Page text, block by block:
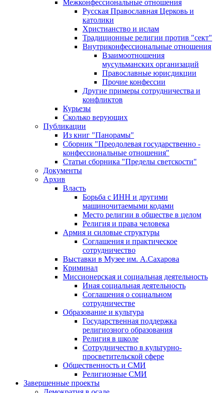
Межконфессиональные отношения
Русская Православная Церковь и
католики
Христианство и ислам
Традиционные религии против "сект"
Внутриконфессиональные отношения
Взаимоотношения
мусульманских организаций
Православные юрисдикции
Прочие конфессии
Другие примеры сотрудничества и
конфликтов
Курьезы
Сколько верующих
Публикации
Из книг "Панорамы"
Сборник "Преодолевая государственно -
конфессиональные отношения"
Статьи сборника "Пределы светскости"
Документы
Архив
Власть
Борьба с ИНН и другими
машиночитаемыми кодами
Место религии в обществе в целом
Религия и права человека
Армия и силовые структуры
Соглашения и практическое
сотрудничество
Выставки в Музее им. А.Сахарова
Криминал
Миссионерская и социальная деятельность
Иная социальная деятельность
Соглашения о социальном
сотрудничестве
Образование и культура
Государственная поддержка
религиозного образования
Религия в школе
Сотрудничество в культурно-
просветительской сфере
Общественность и СМИ
Религиозные СМИ
Завершенные проекты